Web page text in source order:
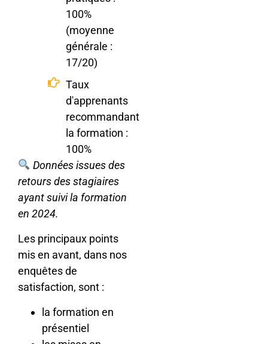
100%
(moyenne
générale :
17/20)
Taux
d'apprenants
recommandant
la formation :
100%
Données issues des
retours des stagiaires
ayant suivi la formation
en 2024.
Les principaux points
mis en avant, dans nos
enquêtes de
satisfaction, sont :
la formation en
présentiel